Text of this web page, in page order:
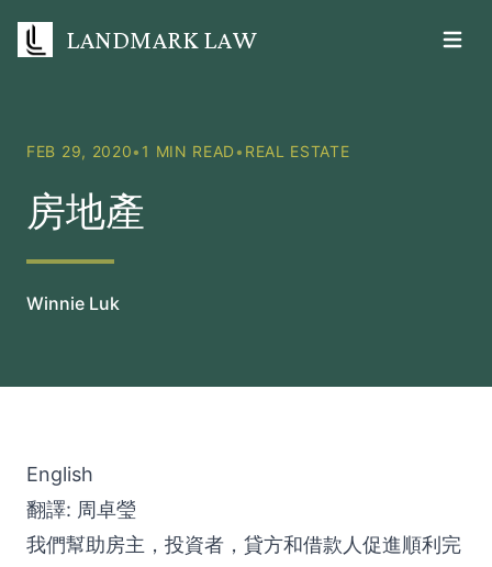
LANDMARK LAW Open
FEB 29, 2020• 1 MIN READ • REAL ESTATE
房地產
Winnie Luk
English
翻譯: 周卓瑩
我們幫助房主，投資者，貸方和借款人促進順利完